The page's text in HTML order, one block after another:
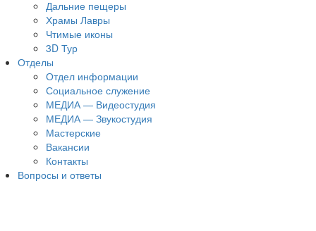
Дальние пещеры
Храмы Лавры
Чтимые иконы
3D Тур
Отделы
Отдел информации
Социальное служение
МЕДИА — Видеостудия
МЕДИА — Звукостудия
Мастерские
Вакансии
Контакты
Вопросы и ответы